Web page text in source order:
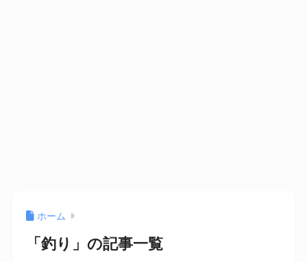
ホーム
「釣り」の記事一覧